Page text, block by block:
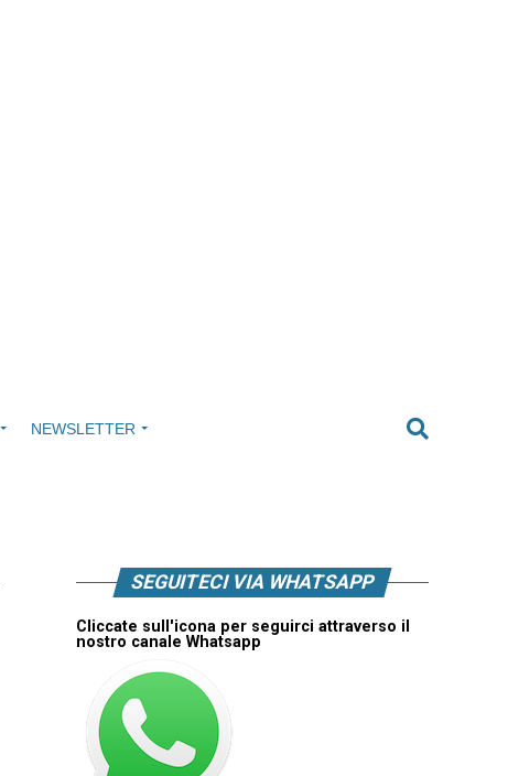
NEWSLETTER
SEGUITECI VIA WHATSAPP
Cliccate sull'icona per seguirci attraverso il
nostro canale Whatsapp